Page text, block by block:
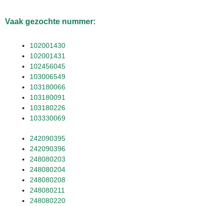
Vaak gezochte nummer:
102001430
102001431
102456045
103006549
103180066
103180091
103180226
103330069
242090395
242090396
248080203
248080204
248080208
248080211
248080220